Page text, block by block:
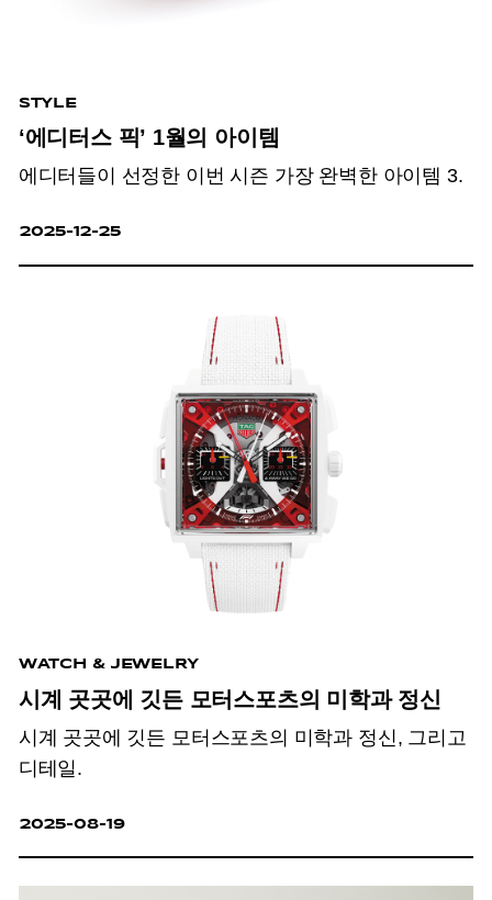
STYLE
‘에디터스 픽’ 1월의 아이템
에디터들이 선정한 이번 시즌 가장 완벽한 아이템 3.
2025-12-25
WATCH & JEWELRY
시계 곳곳에 깃든 모터스포츠의 미학과 정신
시계 곳곳에 깃든 모터스포츠의 미학과 정신, 그리고
디테일.
2025-08-19